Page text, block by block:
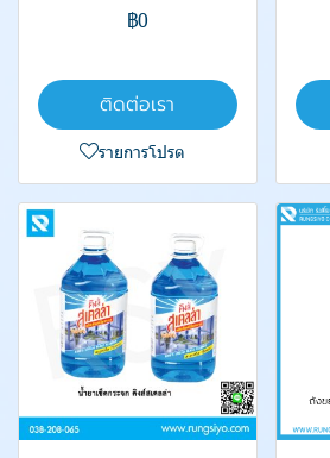
฿0
ติดต่อเรา
รายการโปรด